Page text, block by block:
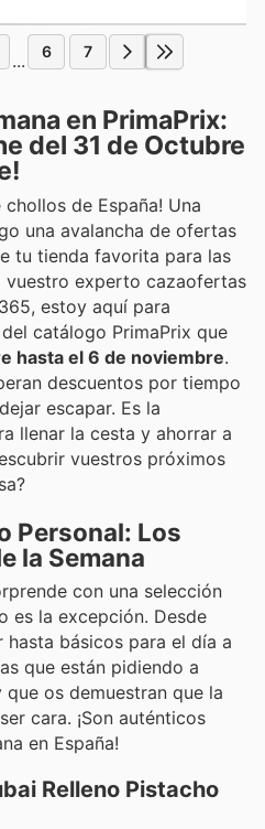
... 6 7
en PrimaPrix:
del 31 de Octubre
de España! Una
una avalancha de ofertas
tu tienda favorita para las
vuestro experto cazaofertas
estoy aquí para
catálogo PrimaPrix que
hasta el 6 de noviembre.
descuentos por tiempo
escapar. Es la
llenar la cesta y ahorrar a
vuestros próximos
Personal: Los
la Semana
con una selección
es la excepción. Desde
básicos para el día a
que están pidiendo a
os demuestran que la
cara. ¡Son auténticos
en España!
Relleno Pistacho